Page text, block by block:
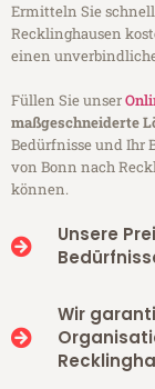
Ermitteln Sie
Recklinghausen
einen
Füllen Sie unser
maßgeschneiderte
Bedürfnisse und Ihr
von Bonn nach
können.
Unsere
Wir